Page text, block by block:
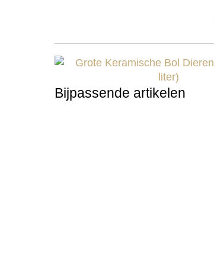
Bijpassende artikelen